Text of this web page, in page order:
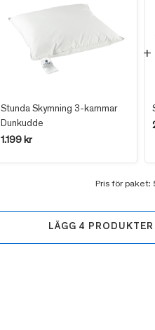
Stunda Skymning 3-kammar
Dunkudde
1.199 kr
Pris för paket:
LÄGG 4